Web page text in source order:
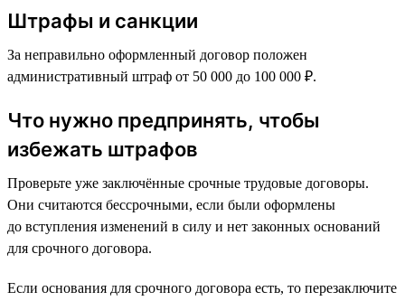
Штрафы и санкции
За неправильно оформленный договор положен
административный штраф от 50 000 до 100 000 ₽.
Что нужно предпринять, чтобы
избежать штрафов
Проверьте уже заключённые срочные трудовые договоры.
Они считаются бессрочными, если были оформлены
до вступления изменений в силу и нет законных оснований
для срочного договора.
Если основания для срочного договора есть, то перезаключите